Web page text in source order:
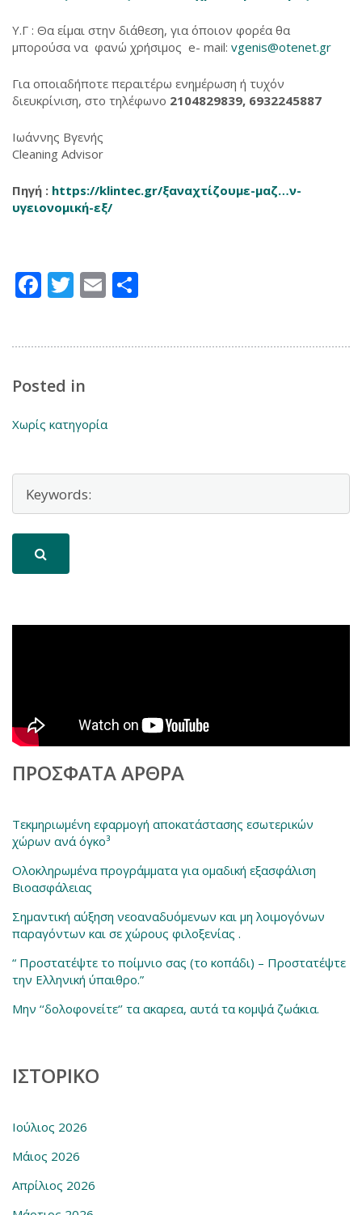
Υ.Γ : Θα είμαι στην διάθεση, για όποιον φορέα θα
μπορούσα να φανώ χρήσιμος e- mail: vgenis@otenet.gr
Για οποιαδήποτε περαιτέρω ενημέρωση ή τυχόν
διευκρίνιση, στο τηλέφωνο 2104829839, 6932245887
Ιωάννης Βγενής
Cleaning Advisor
Πηγή : https://klintec.gr/ξαναχτίζουμε-μαζ…ν-
υγειονομική-εξ/
Facebook
Twitter
Email
Posted in
Χωρίς κατηγορία
ΠΡΌΣΦΑΤΑ ΆΡΘΡΑ
Τεκμηριωμένη εφαρμογή αποκατάστασης εσωτερικών
χώρων ανά όγκο³
Ολοκληρωμένα προγράμματα για ομαδική εξασφάλιση
Βιοασφάλειας
Σημαντική αύξηση νεοαναδυόμενων και μη λοιμογόνων
παραγόντων και σε χώρους φιλοξενίας .
“ Προστατέψτε το ποίμνιο σας (το κοπάδι) – Προστατέψτε
την Ελληνική ύπαιθρο.”
Μην ‘‘δολοφονείτε‘’ τα ακαρεα, αυτά τα κομψά ζωάκια.
ΙΣΤΟΡΙΚΌ
Ιούλιος 2026
Μάιος 2026
Απρίλιος 2026